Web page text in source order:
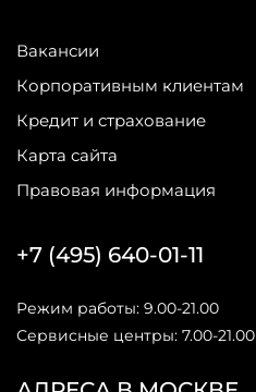
Вакансии
Корпоративным клиентам
Кредит и страхование
Карта сайта
Правовая информация
+7 (495) 640-01-11
Режим работы: 9.00-21.00
Сервисные центры: 7.00-21.00